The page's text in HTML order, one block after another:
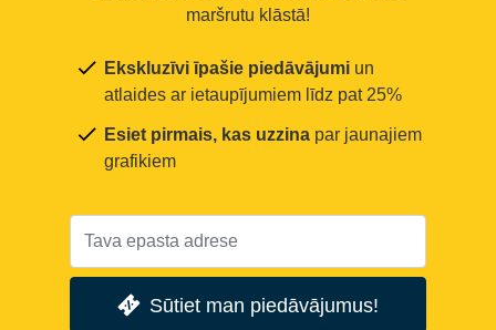
maršrutu klāstā!
Ekskluzīvi īpašie piedāvājumi un
atlaides ar ietaupījumiem līdz pat 25%
Esiet pirmais, kas uzzina par jaunajiem
grafikiem
Sūtiet man piedāvājumus!